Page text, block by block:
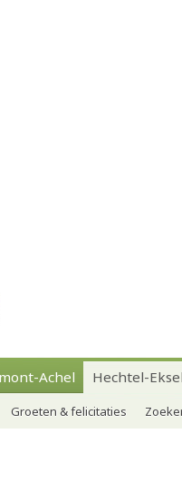
Achel Hechtel-
Groeten & felicitaties